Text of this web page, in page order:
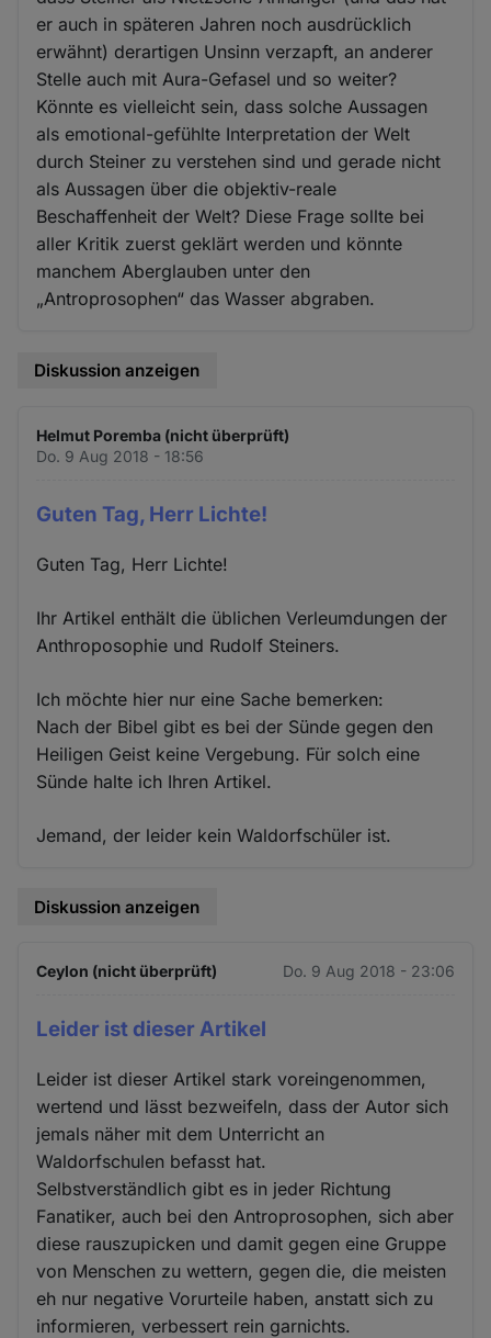
er auch in späteren Jahren noch ausdrücklich
erwähnt) derartigen Unsinn verzapft, an anderer
Stelle auch mit Aura-Gefasel und so weiter?
Könnte es vielleicht sein, dass solche Aussagen
als emotional-gefühlte Interpretation der Welt
durch Steiner zu verstehen sind und gerade nicht
als Aussagen über die objektiv-reale
Beschaffenheit der Welt? Diese Frage sollte bei
aller Kritik zuerst geklärt werden und könnte
manchem Aberglauben unter den
„Antroprosophen“ das Wasser abgraben.
Diskussion anzeigen
Helmut Poremba (nicht überprüft)
Do. 9 Aug 2018 - 18:56
Guten Tag, Herr Lichte!
Guten Tag, Herr Lichte!
Ihr Artikel enthält die üblichen Verleumdungen der
Anthroposophie und Rudolf Steiners.
Ich möchte hier nur eine Sache bemerken:
Nach der Bibel gibt es bei der Sünde gegen den
Heiligen Geist keine Vergebung. Für solch eine
Sünde halte ich Ihren Artikel.
Jemand, der leider kein Waldorfschüler ist.
Diskussion anzeigen
Ceylon (nicht überprüft) Do. 9 Aug 2018 - 23:06
Leider ist dieser Artikel
Leider ist dieser Artikel stark voreingenommen,
wertend und lässt bezweifeln, dass der Autor sich
jemals näher mit dem Unterricht an
Waldorfschulen befasst hat.
Selbstverständlich gibt es in jeder Richtung
Fanatiker, auch bei den Antroprosophen, sich aber
diese rauszupicken und damit gegen eine Gruppe
von Menschen zu wettern, gegen die, die meisten
eh nur negative Vorurteile haben, anstatt sich zu
informieren, verbessert rein garnichts.